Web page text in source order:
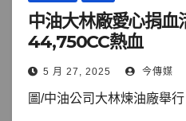
中油大林廠愛心捐血
44,750CC熱血
5 月 27, 2025 今傳媒
圖/中油公司大林煉油廠舉